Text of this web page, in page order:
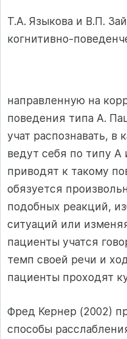
Т.А. Языкова и В.П.
когнитивно-
направленную на
поведения типа А.
учат распознавать, в
ведут себя по типу А
приводят к такому
обязуется
подобных реакций,
ситуаций или
пациенты учатся
темп своей речи и
пациенты проходят
Фред Кернер (2002)
способы